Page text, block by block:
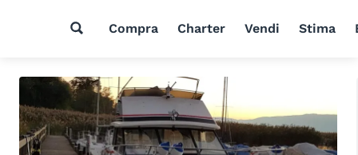
Compra Charter Vendi Stima